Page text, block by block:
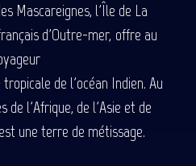
Mascareignes, l'Île de La
d'Outre-mer, offre au
de l'océan Indien. Au
de l'Afrique, de l'Asie et de
une terre de métissage.